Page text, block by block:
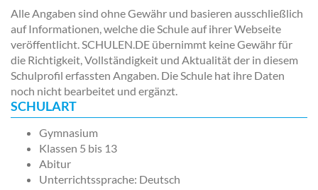
Alle Angaben sind ohne Gewähr und basieren ausschließlich
auf Informationen, welche die Schule auf ihrer Webseite
veröffentlicht. SCHULEN.DE übernimmt keine Gewähr für
die Richtigkeit, Vollständigkeit und Aktualität der in diesem
Schulprofil erfassten Angaben. Die Schule hat ihre Daten
noch nicht bearbeitet und ergänzt.
SCHULART
Gymnasium
Klassen 5 bis 13
Abitur
Unterrichtssprache: Deutsch